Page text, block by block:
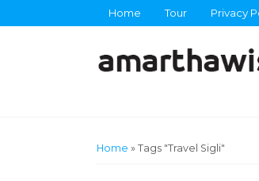
Home Tour Privacy
Home » Tags "Travel Sigli"